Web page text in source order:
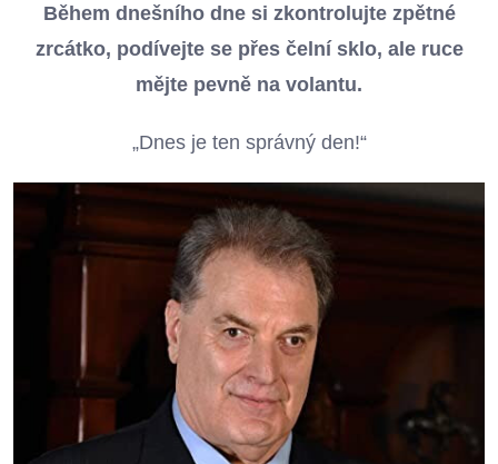
Během dnešního dne si zkontrolujte zpětné
zrcátko, podívejte se přes čelní sklo, ale ruce
mějte pevně na volantu.
„Dnes je ten správný den!“